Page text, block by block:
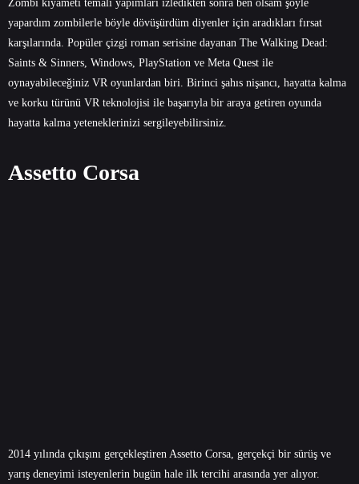
Zombi kıyameti temalı yapımları izledikten sonra ben olsam şöyle
yapardım zombilerle böyle dövüşürdüm diyenler için aradıkları fırsat
karşılarında. Popüler çizgi roman serisine dayanan The Walking Dead:
Saints & Sinners, Windows, PlayStation ve Meta Quest ile
oynayabileceğiniz VR oyunlardan biri. Birinci şahıs nişancı, hayatta kalma
ve korku türünü VR teknolojisi ile başarıyla bir araya getiren oyunda
hayatta kalma yeteneklerinizi sergileyebilirsiniz.
Assetto Corsa
2014 yılında çıkışını gerçekleştiren Assetto Corsa, gerçekçi bir sürüş ve
yarış deneyimi isteyenlerin bugün hale ilk tercihi arasında yer alıyor.